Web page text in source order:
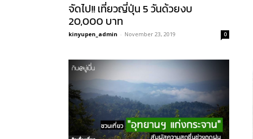
จัดไป!! เที่ยวญี่ปุ่น 5 วันด้วยงบ
20,000 บาท
kinyupen_admin - November 23, 2019 0